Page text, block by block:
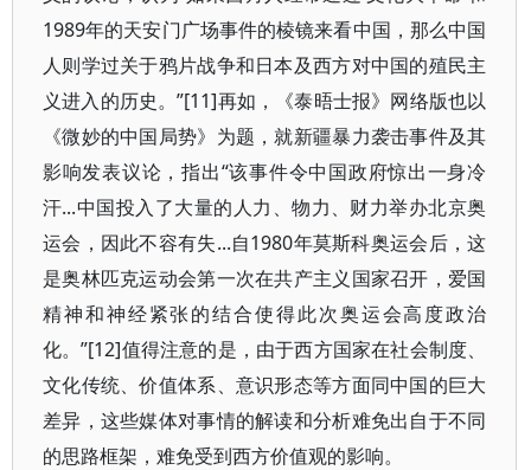
1989年的天安门广场事件的棱镜来看中国，那么中国
人则学过关于鸦片战争和日本及西方对中国的殖民主
义进入的历史。”[11]再如，《泰晤士报》网络版也以
《微妙的中国局势》为题，就新疆暴力袭击事件及其
影响发表议论，指出“该事件令中国政府惊出一身冷
汗...中国投入了大量的人力、物力、财力举办北京奥
运会，因此不容有失...自1980年莫斯科奥运会后，这
是奥林匹克运动会第一次在共产主义国家召开，爱国
精神和神经紧张的结合使得此次奥运会高度政治
化。”[12]值得注意的是，由于西方国家在社会制度、
文化传统、价值体系、意识形态等方面同中国的巨大
差异，这些媒体对事情的解读和分析难免出自于不同
的思路框架，难免受到西方价值观的影响。